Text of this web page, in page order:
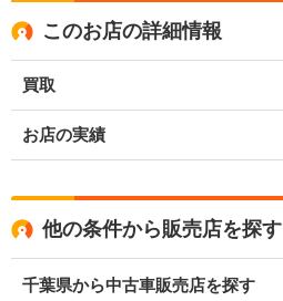
このお店の詳細情報
買取
お店の実績
他の条件から販売店を探す
千葉県から中古車販売店を探す